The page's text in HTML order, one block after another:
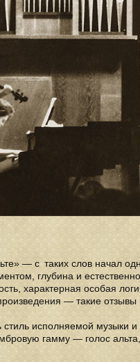
— с таких слов начал
глубина и
характерная особая
— такие отзывы
исполняемой музыки
гамму — голос